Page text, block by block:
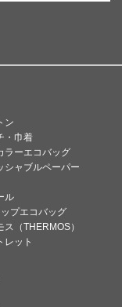
ン
・巾着
ラーエコバッグ
シャブルペーパー
ル
プエコバッグ
ス（THERMOS）
レット